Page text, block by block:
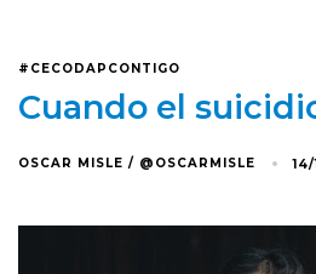
#CECODAPCONTIGO
Cuando el
OSCAR MISLE / @OSCARMISLE